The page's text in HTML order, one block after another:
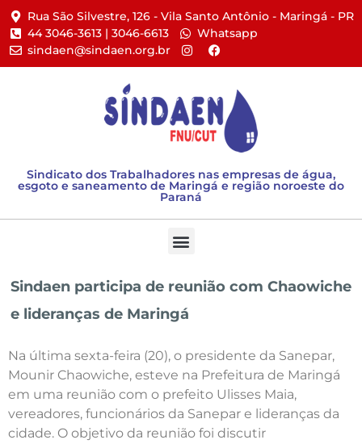
Rua São Silvestre, 126 - Vila Santo Antônio - Maringá - PR​
44 3046-3613 | 3046-6613​
Whatsapp
sindaen@sindaen.org.br
Sindicato dos Trabalhadores nas empresas de água,
esgoto e saneamento de Maringá e região noroeste do
Paraná
Sindaen participa de reunião com Chaowiche
e lideranças de Maringá
Na última sexta-feira (20), o presidente da Sanepar,
Mounir Chaowiche, esteve na Prefeitura de Maringá
em uma reunião com o prefeito Ulisses Maia,
vereadores, funcionários da Sanepar e lideranças da
cidade. O objetivo da reunião foi discutir